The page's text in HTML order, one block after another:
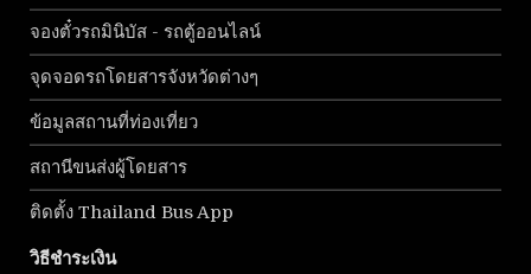
จองตั๋วรถมินิบัส - รถตู้ออนไลน์
จุดจอดรถโดยสารจังหวัดต่างๆ
ข้อมูลสถานที่ท่องเที่ยว
สถานีขนส่งผู้โดยสาร
ติดตั้ง Thailand Bus App
วิธีชำระเงิน